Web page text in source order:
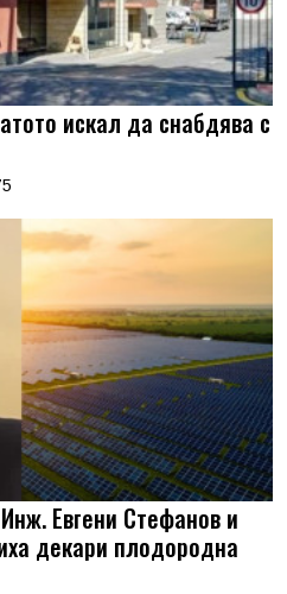
искал да снабдява с
Евгени Стефанов и
декари плодородна